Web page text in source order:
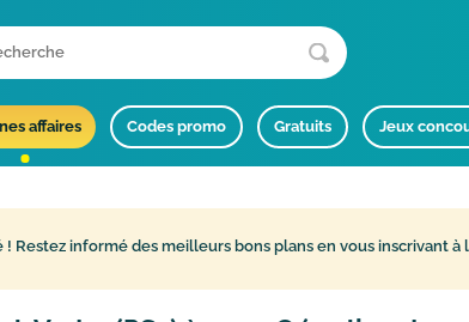
affaires Codes promo Gratuits Jeux
! Restez informé des meilleurs bons plans en vous inscrivant à